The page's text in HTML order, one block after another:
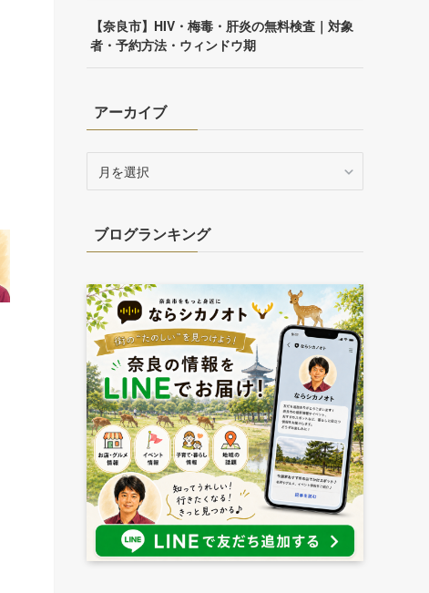
【奈良市】HIV・梅毒・肝炎の無料検査｜対象
者・予約方法・ウィンドウ期
アーカイブ
ブブログランキング